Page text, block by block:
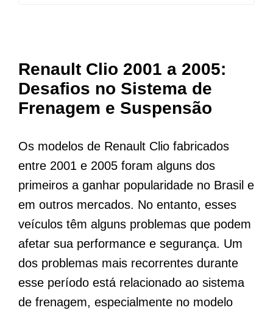
Renault Clio 2001 a 2005:
Desafios no Sistema de
Frenagem e Suspensão
Os modelos de Renault Clio fabricados
entre 2001 e 2005 foram alguns dos
primeiros a ganhar popularidade no Brasil e
em outros mercados. No entanto, esses
veículos têm alguns problemas que podem
afetar sua performance e segurança. Um
dos problemas mais recorrentes durante
esse período está relacionado ao sistema
de frenagem, especialmente no modelo